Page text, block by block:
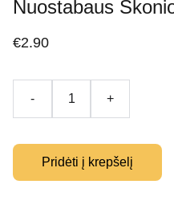
Nuostabaus
€2.90
- +
Pridėti į krepšelį